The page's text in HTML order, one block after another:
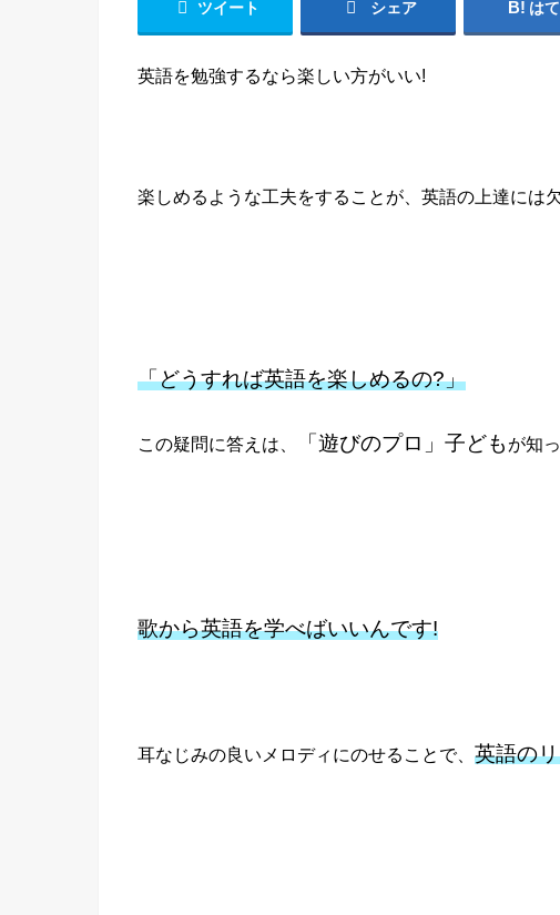
ツイート シェア は
英語を勉強するなら楽しい方がいい!
楽しめるような工夫をすることが、英語の上達には
「どうすれば英語を楽しめるの?」
この疑問に答えは、 「遊びのプロ」子ども が知
歌から英語を学べばいいんです!
耳なじみの良いメロディにのせることで、 英語の